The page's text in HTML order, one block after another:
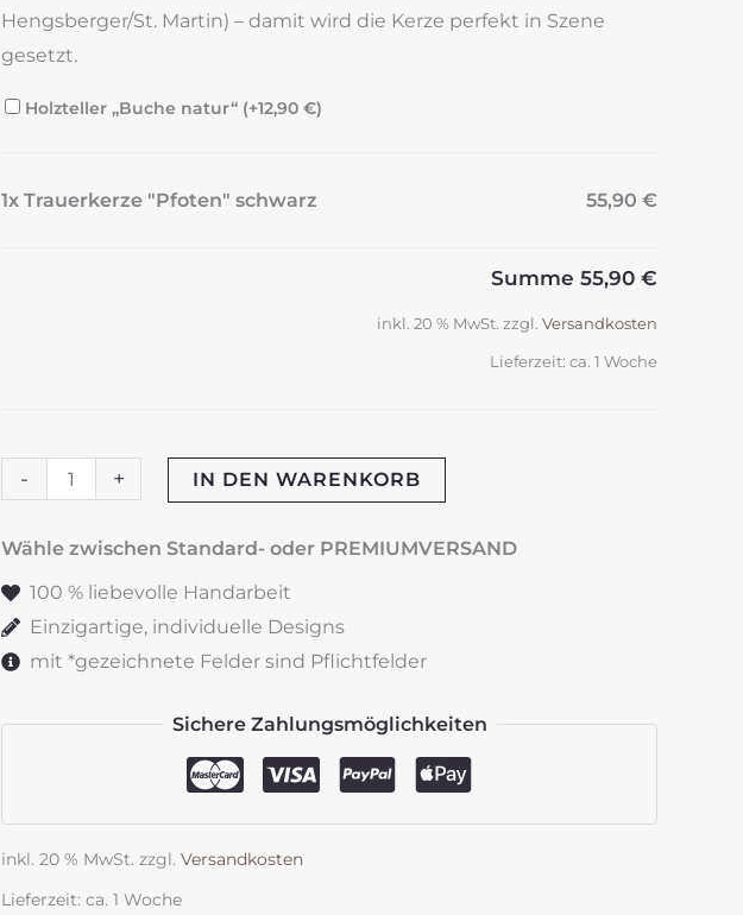
Hengsberger/St. Martin) – damit wird die Kerze perfekt in Szene
gesetzt.
Holzteller „Buche natur“ (+12,90 €)
1x Trauerkerze "Pfoten" schwarz 55,90 €
Summe 55,90 €
inkl. 20 % MwSt. zzgl. Versandkosten
Lieferzeit: ca. 1 Woche
-
Trauerkerze
schwarz
+ IN DEN WARENKORB
Wähle zwischen Standard- oder PREMIUMVERSAND
100 % liebevolle Handarbeit
Einzigartige, individuelle Designs
mit *gezeichnete Felder sind Pflichtfelder
Sichere Zahlungsmöglichkeiten
inkl. 20 % MwSt. zzgl. Versandkosten
Lieferzeit: ca. 1 Woche